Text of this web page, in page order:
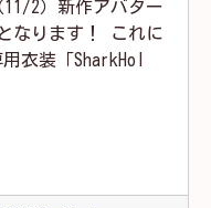
2）新作アバター
なります！ これに
衣装「SharkHol